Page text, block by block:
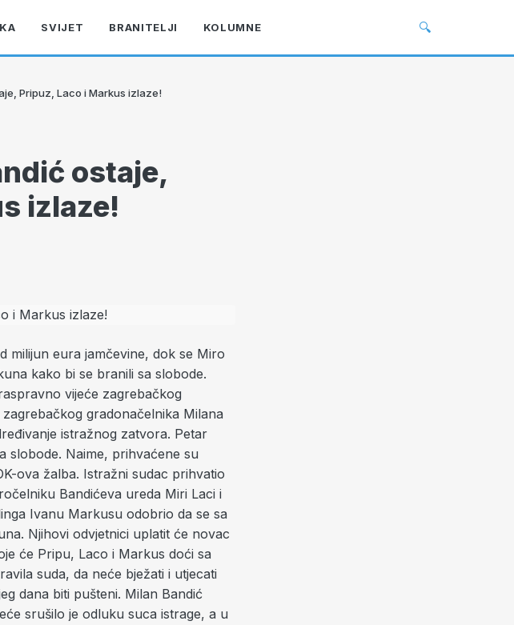
SVIJET BRANITELJI KOLUMNE 🔍
Pripuz, Laco i Markus izlaze!
ostaje,
izlaze!
milijun eura jamčevine, dok se Miro
kako bi se branili sa slobode.
vijeće zagrebačkog
gradonačelnika Milana
istražnog zatvora. Petar
slobode. Naime, prihvaćene su
ova žalba. Istražni sudac prihvatio
Bandićeva ureda Miri Laci i
Ivanu Markusu odobrio da se sa
Njihovi odvjetnici uplatit će novac
će Pripu, Laco i Markus doći sa
suda, da neće bježati i utjecati
dana biti pušteni. Milan Bandić
srušilo je odluku suca istrage, a u